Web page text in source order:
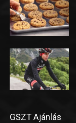
GSZT Ajánlás